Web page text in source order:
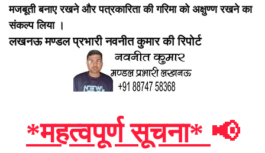
मजबूती बनाए रखने और पत्रकारिता की गरिमा को अक्षुण्ण रखने का
संकल्प लिया ।
लखनऊ मण्डल प्रभारी नवनीत कुमार की रिपोर्ट
*महत्वपूर्ण सूचना* 📢